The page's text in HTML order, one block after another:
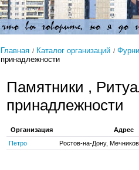
Главная Каталог организаций
принадлежности
Памятники ,
принадлежности
Организация
Адрес
Петро
Ростов-на-Дону,